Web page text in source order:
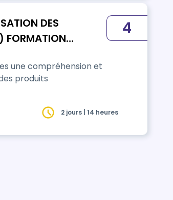
DES
FORMATION
une compréhension et
produits
4
2 jours | 14 heures